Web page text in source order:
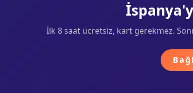
İlk 8 saat ücretsiz, kart gerekmez.